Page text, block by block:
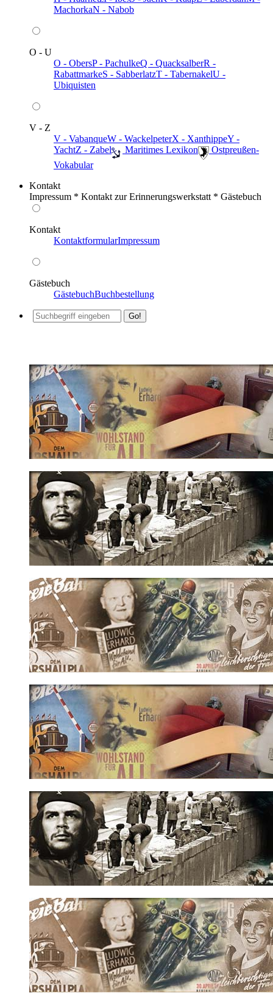
MachorkaN - Nabob
O - U
O - ObersP - PachulkeQ - QuacksalberR -
RabattmarkeS - SabberlatzT - TabernakelU -
Ubiquisten
V - Z
V - VabanqueW - WackelpeterX - XanthippeY -
YachtZ - Zabel ️ Maritimes Lexikon
️ Ostpreußen-
Vokabular
Kontakt
Impressum * Kontakt zur Erinnerungswerkstatt * Gästebuch
Kontakt
KontaktformularImpressum
Gästebuch
GästebuchBuchbestellung